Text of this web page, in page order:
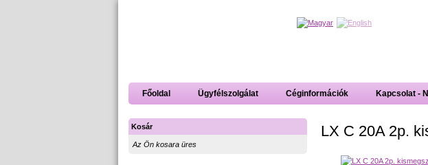
Főoldal Ügyfélszolgálat Céginformációk Kapcsolat -
LX C 20A 2p.
Kosár
Az Ön kosara üres